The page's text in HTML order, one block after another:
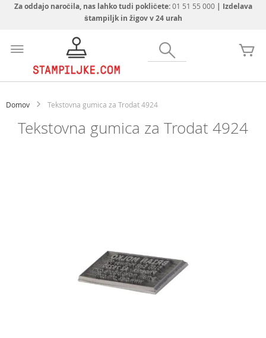
Za oddajo naročila, nas lahko tudi pokličete:01 51 55 000| Izdelava
štampiljk in žigov v 24 urah
vsebino
Domov Tekstovna gumica za Trodat 4924
Tekstovna gumica za Trodat 4924